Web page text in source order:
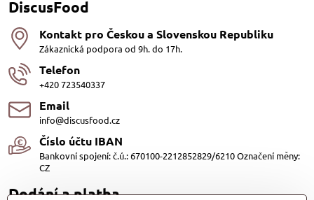
DiscusFood
Kontakt pro Českou a Slovenskou Republiku
Zákaznická podpora od 9h. do 17h.
Telefon
+420 723540337
Email
info@discusfood.cz
Číslo účtu IBAN
Bankovní spojení: č.ú.: 670100-2212852829/6210 Označení měny:
CZ
Dodání a platba